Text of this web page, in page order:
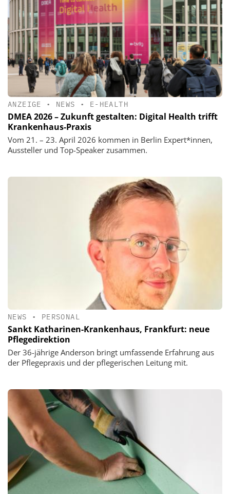
ANZEIGE • NEWS • E-HEALTH
DMEA 2026 – Zukunft gestalten: Digital Health trifft
Krankenhaus-Praxis
Vom 21. – 23. April 2026 kommen in Berlin Expert*innen,
Aussteller und Top-Speaker zusammen.
NEWS • PERSONAL
Sankt Katharinen-Krankenhaus, Frankfurt: neue
Pflegedirektion
Der 36-jährige Anderson bringt umfassende Erfahrung aus
der Pflegepraxis und der pflegerischen Leitung mit.